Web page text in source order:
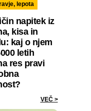
lepota
napitek iz
kisa in
kaj o njem
letih
res pravi
VEČ >